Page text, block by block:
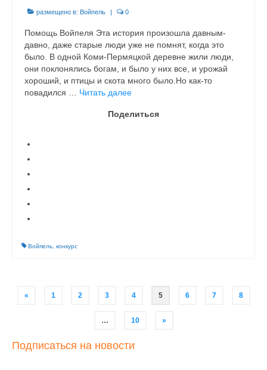
размещено в: Войпель | 0
Помощь Войпеля Эта история произошла давным-
давно, даже старые люди уже не помнят, когда это
было. В одной Коми-Пермяцкой деревне жили люди,
они поклонялись богам, и было у них все, и урожай
хороший, и птицы и скота много было.Но как-то
повадился … Читать далее
Поделиться
Войпель конкурс
Навигация
« 1 2 3 4 5 6 7 8
… 10 »
Подписаться на новости